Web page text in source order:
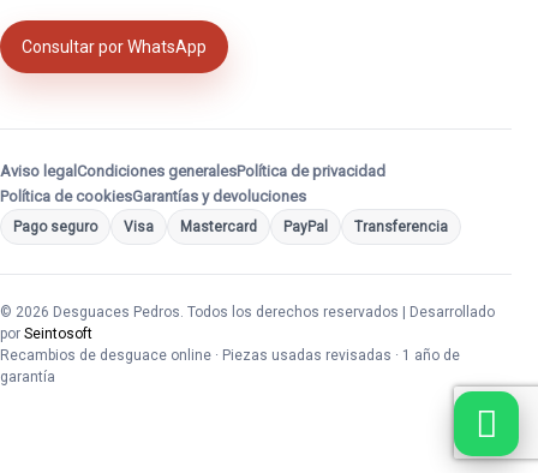
Consultar por WhatsApp
Aviso legal Condiciones generalesPolítica de privacidad
Política de cookiesGarantías y devoluciones
Pago seguro Visa Mastercard PayPal Transferencia
© 2026 Desguaces Pedros. Todos los derechos reservados | Desarrollado
por Seintosoft
Recambios de desguace online · Piezas usadas revisadas · 1 año de
garantía